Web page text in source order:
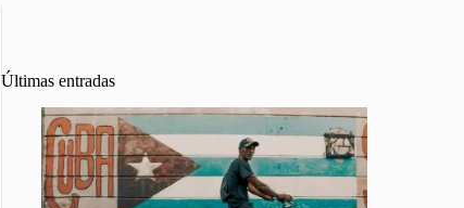
Últimas entradas